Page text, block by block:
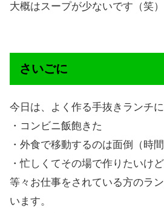
大概はスープが少ないです（笑）
さいごに
今日は、よく作る手抜きランチ
・コンビニ飯飽きた
・外食で移動するのは面倒（時間
・忙しくてその場で作りたいけ
等々お仕事をされている方のラ
います。